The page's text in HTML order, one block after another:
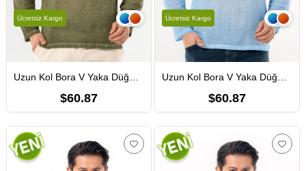
Uzun Kol Bora V Yaka Düğmeli Poplin Erkek Tişört | Yazlık Erkek Tshirt Açık Haki Ahk
$60.87
Ücretsiz Kargo
Uzun Kol Bora V Yaka Düğmeli Poplin Erkek Tişört | Yazlık Erkek Tshirt Açık Mavi Amv
$60.87
Ücretsiz Kargo